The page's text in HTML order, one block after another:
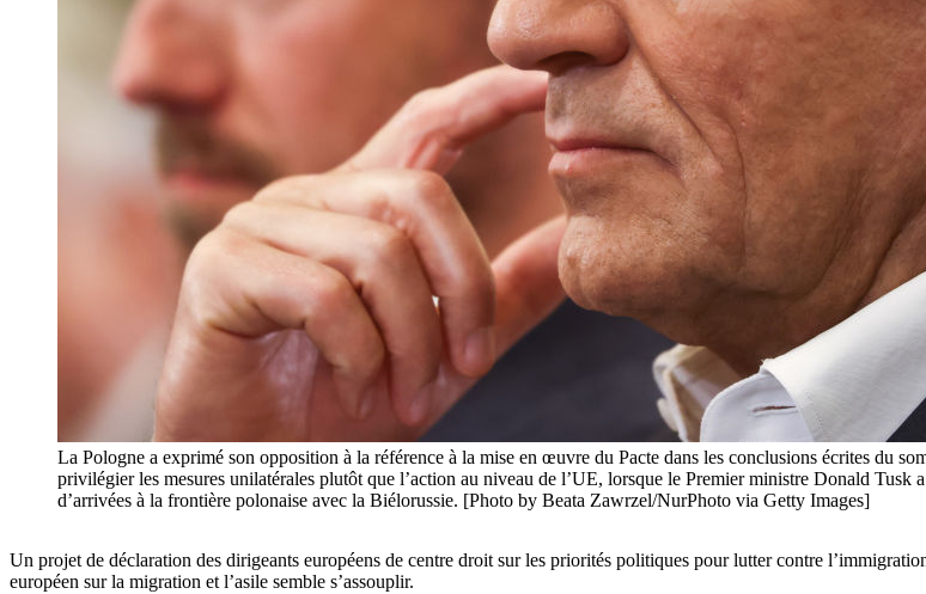
La Pologne a exprimé son opposition à la référence à la mise en œuvre du Pacte dans les conclusions écrites du
privilégier les mesures unilatérales plutôt que l’action au niveau de l’UE, lorsque le Premier ministre Donald Tusk
d’arrivées à la frontière polonaise avec la Biélorussie. [Photo by Beata Zawrzel/NurPhoto via Getty Images]
Un projet de déclaration des dirigeants européens de centre droit sur les priorités politiques pour lutter contre
européen sur la migration et l’asile semble s’assouplir.